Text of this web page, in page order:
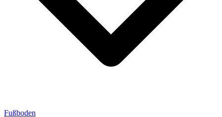
Fußboden